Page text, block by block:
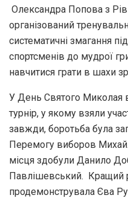
Олександра Попова з
організований
систематичні змагання
спортсменів до мудрої
навчитися грати в шахи
У День Святого Миколая
турнір, у якому взяли
завжди, боротьба була
Перемогу виборов
місця здобули Данило
Павлішевський. Кращий
продемонструвала Єва